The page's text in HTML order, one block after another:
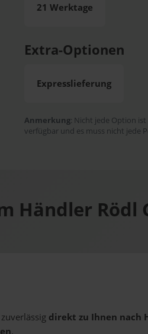
21 Werktage
Extra-Optionen
Expresslieferung
Anmerkung: Nicht jede Option
verfügbar und es muss nicht jede
Händler Rödl
direkt zu Ihnen nach
.